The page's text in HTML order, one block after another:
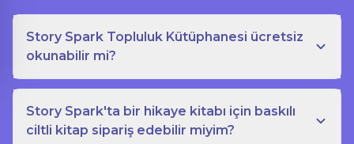
Story Spark Topluluk Kütüphanesi ücretsiz
okunabilir mi?
Story Spark'ta bir hikaye kitabı için baskılı
ciltli kitap sipariş edebilir miyim?